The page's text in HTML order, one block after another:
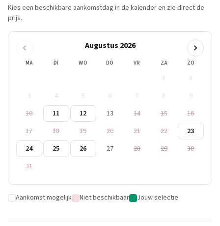
Kies een beschikbare aankomstdag in de kalender en zie direct de
prijs.
Augustus 2026
MA DI WO DO VR ZA ZO
1
2
3
4 5 6 7 8
9
10
11 12 13 14 15
16
17
18 19 20 21 22
23
24
25 26 27 28 29
30
31
Aankomst mogelijk Niet beschikbaar Jouw selectie